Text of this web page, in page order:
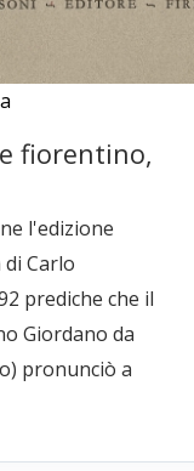
fiorentino,
l'edizione
Carlo
prediche che il
Giordano da
pronunciò a